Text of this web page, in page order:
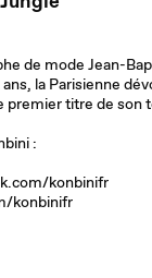
de mode Jean-
ans, la Parisienne
premier titre de son
:
konbinifr
konbinifr